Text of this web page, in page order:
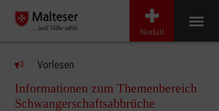
Notfall
Vorlesen
Informationen zum Themenbereich
Schwangerschaftsabbrüche